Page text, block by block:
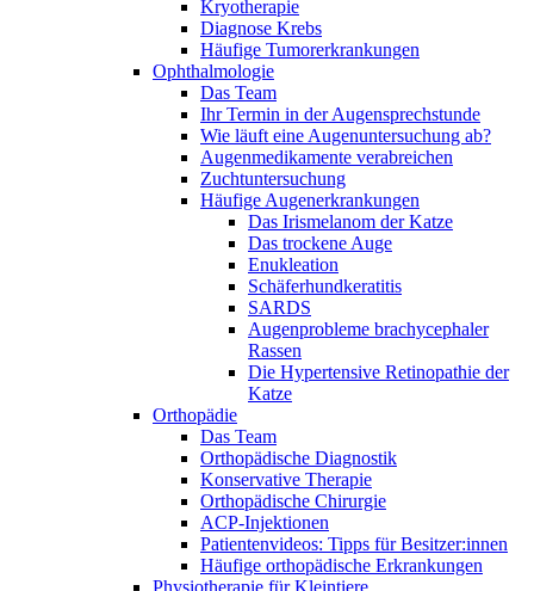
Kryotherapie
Diagnose Krebs
Häufige Tumorerkrankungen
Ophthalmologie
Das Team
Ihr Termin in der Augensprechstunde
Wie läuft eine Augenuntersuchung ab?
Augenmedikamente verabreichen
Zuchtuntersuchung
Häufige Augenerkrankungen
Das Irismelanom der Katze
Das trockene Auge
Enukleation
Schäferhundkeratitis
SARDS
Augenprobleme brachycephaler
Rassen
Die Hypertensive Retinopathie der
Katze
Orthopädie
Das Team
Orthopädische Diagnostik
Konservative Therapie
Orthopädische Chirurgie
ACP-Injektionen
Patientenvideos: Tipps für Besitzer:innen
Häufige orthopädische Erkrankungen
Physiotherapie für Kleintiere